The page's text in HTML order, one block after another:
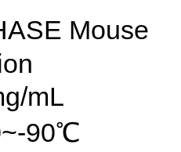
Mouse
mL
90℃